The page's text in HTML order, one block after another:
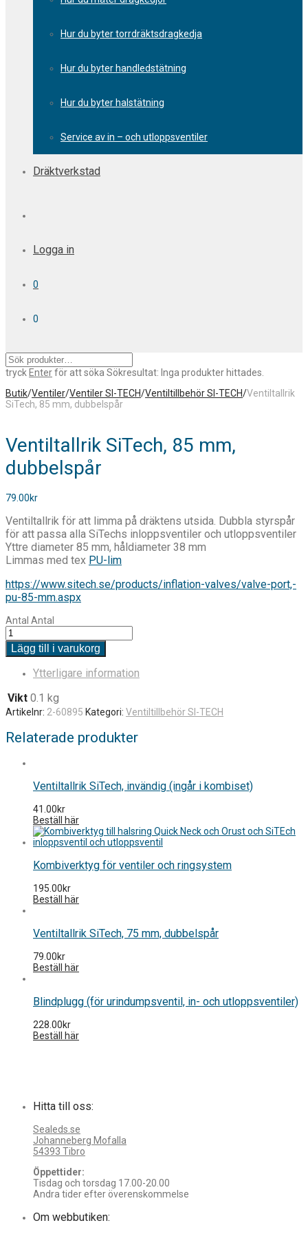
Hur du byter torrdräktsdragkedja
Hur du byter handledstätning
Hur du byter halstätning
Service av in – och utloppsventiler
Dräktverkstad
Logga in
0
0
tryck Enterför att söka Sökresultat: Inga produkter hittades.
Butik/Ventiler/Ventiler SI-TECH/Ventiltillbehör SI-TECH/Ventiltallrik
SiTech, 85 mm, dubbelspår
Ventiltallrik SiTech, 85 mm,
dubbelspår
79.00kr
Ventiltallrik för att limma på dräktens utsida. Dubbla styrspår
för att passa alla SiTechs inloppsventiler och utloppsventiler
Yttre diameter 85 mm, håldiameter 38 mm
Limmas med tex PU-lim
https://www.sitech.se/products/inflation-valves/valve-port,-
pu-85-mm.aspx
Antal Antal
Lägg till i varukorg
Ytterligare information
Vikt 0.1 kg
Artikelnr: 2-60895 Kategori: Ventiltillbehör SI-TECH
Relaterade produkter
Ventiltallrik SiTech, invändig (ingår i kombiset)
41.00kr
Beställ här
Kombiverktyg för ventiler och ringsystem
195.00kr
Beställ här
Ventiltallrik SiTech, 75 mm, dubbelspår
79.00kr
Beställ här
Blindplugg (för urindumpsventil, in- och utloppsventiler)
228.00kr
Beställ här
Hitta till oss:
Sealeds.se
Johanneberg Mofalla
54393 Tibro
Öppettider:
Tisdag och torsdag 17.00-20.00
Andra tider efter överenskommelse
Om webbutiken: